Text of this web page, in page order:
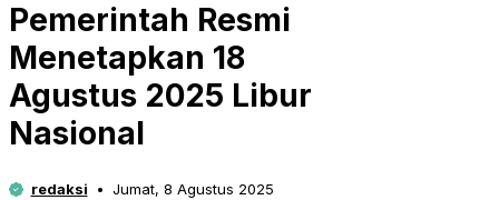
Pemerintah Resmi
Menetapkan 18
Agustus 2025 Libur
Nasional
redaksi Jumat, 8 Agustus 2025